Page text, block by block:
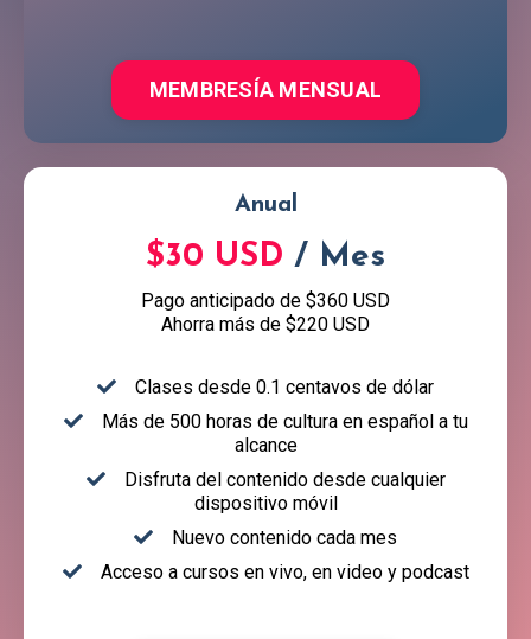
MEMBRESÍA MENSUAL
Anual
$30 USD / Mes
Pago anticipado de $360 USD
Ahorra más de $220 USD
Clases desde 0.1 centavos de dólar
Más de 500 horas de cultura en español a tu
alcance
Disfruta del contenido desde cualquier
dispositivo móvil
Nuevo contenido cada mes
Acceso a cursos en vivo, en video y podcast